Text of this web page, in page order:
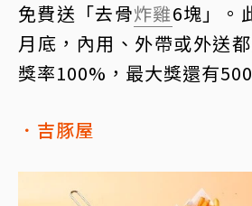
免費送「去骨炸雞6塊」。
月底，內用、外帶或外送
獎率100%，最大獎還有
．吉豚屋